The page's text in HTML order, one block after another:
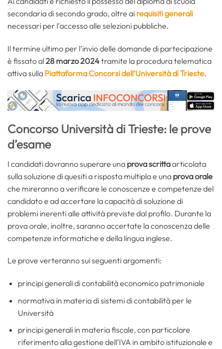
secondaria di secondo grado, oltre ai requisiti generali
necessari per l’accesso alle selezioni pubbliche.
Il termine ultimo per l’invio delle domande di partecipazione
è fissato al28 marzo 2024tramite la procedura telematica
attiva sulla Piattaforma Concorsi dell’Università di Trieste.
Concorso Università di Trieste: le prove
d’esame
I candidati dovranno superare una prova scrittaarticolata
sulla soluzione di quesiti a risposta multipla e una prova orale
che mireranno a verificare le conoscenze e competenze del
candidato e ad accertare la capacità di soluzione di
problemi inerenti alle attività previste dal profilo. Durante la
prova orale, inoltre, saranno accertate la conoscenza delle
competenze informatiche e della lingua inglese.
Le prove verteranno sui seguenti argomenti:
principi generali di contabilità economico patrimoniale
normativa in materia di sistemi di contabilità per le
Università
principi generali in materia fiscale, con particolare
riferimento alla gestione dell’IVA in ambito istituzionale e